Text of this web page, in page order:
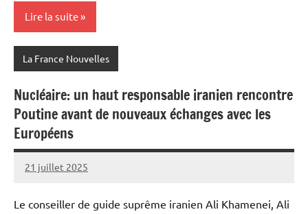
Lire la suite
La France Nouvelles
Nucléaire: un haut responsable iranien rencontre
Poutine avant de nouveaux échanges avec les
Européens
21 juillet 2025
Admins
Le conseiller de guide suprême iranien Ali Khamenei, Ali